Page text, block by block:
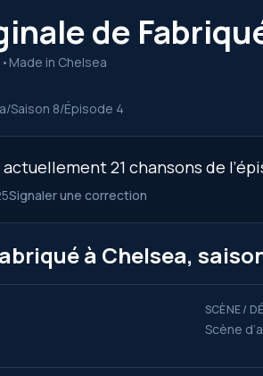
de
• Made in Chelsea
/Saison 8/Épisode 4
21 chansons de
Signaler une correction
à Chelsea,
SCÈNE /
Scène